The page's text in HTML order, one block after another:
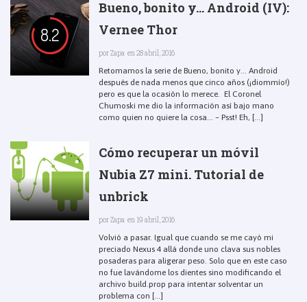
8.2
Bueno, bonito y… Android (IV):
Vernee Thor
porZapa en 28 abril, 2016
Retomamos la serie de Bueno, bonito y… Android
después de nada menos que cinco años (¡diommío!)
pero es que la ocasión lo merece. El Coronel
Chumoski me dio la información así bajo mano
como quien no quiere la cosa… – Psst! Eh, [...]
Cómo recuperar un móvil
Nubia Z7 mini. Tutorial de
unbrick
porZapa en 19 abril, 2016
Volvió a pasar. Igual que cuando se me cayó mi
preciado Nexus 4 allá donde uno clava sus nobles
posaderas para aligerar peso. Solo que en este caso
no fue lavándome los dientes sino modificando el
archivo build.prop para intentar solventar un
problema con [...]